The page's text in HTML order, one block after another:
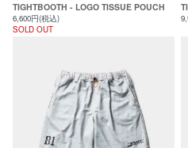
TIGHTBOOTH - LOGO TISSUE POUCH
6,600円(税込)
SOLD OUT